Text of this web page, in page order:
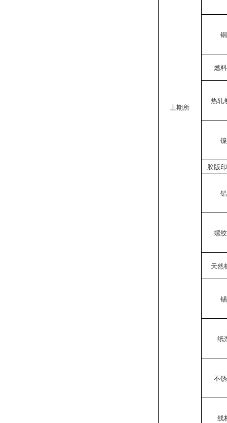
上期所
铜
燃
热轧
镍
胶版
铅
螺
天然
锡
纸
不
线